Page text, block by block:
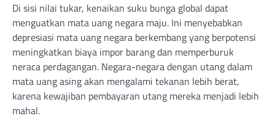
Di sisi nilai tukar, kenaikan suku bunga global dapat
menguatkan mata uang negara maju. Ini menyebabkan
depresiasi mata uang negara berkembang yang berpotensi
meningkatkan biaya impor barang dan memperburuk
neraca perdagangan. Negara-negara dengan utang dalam
mata uang asing akan mengalami tekanan lebih berat,
karena kewajiban pembayaran utang mereka menjadi lebih
mahal.